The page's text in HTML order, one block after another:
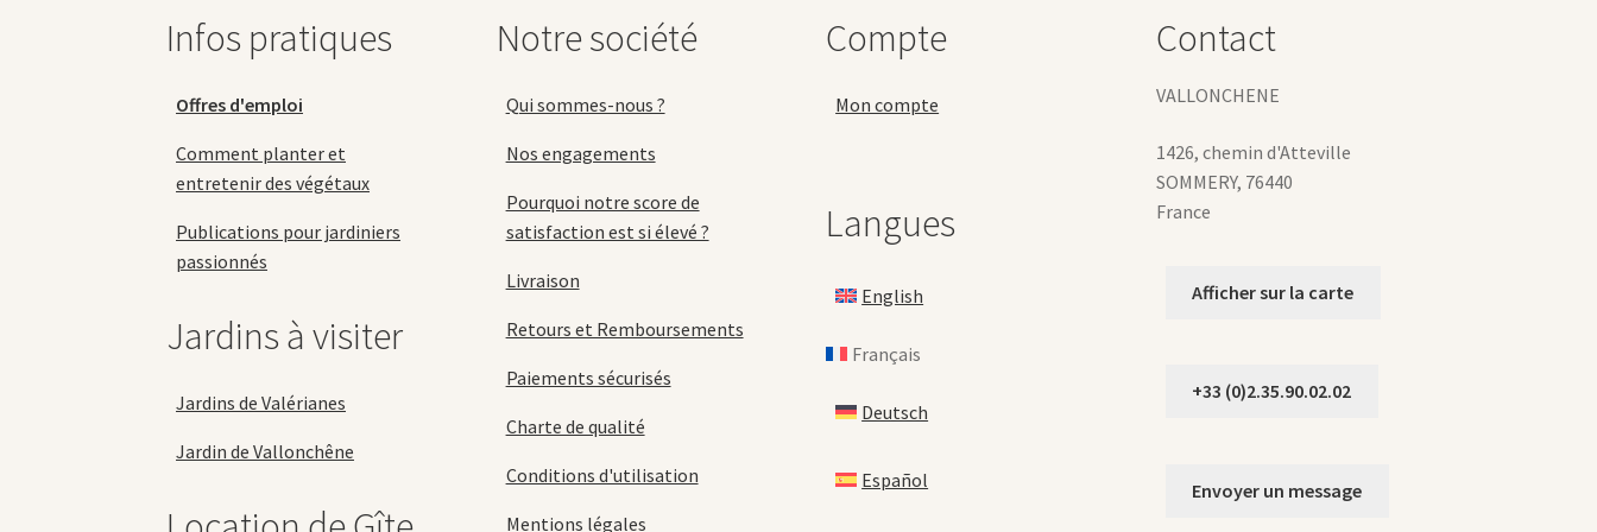
Infos pratiques
Offres d'emploi
Comment planter et
entretenir des végétaux
Publications pour jardiniers
passionnés
Jardins à visiter
Jardins de Valérianes
Jardin de Vallonchêne
Notre société
Qui sommes-nous ?
Nos engagements
Pourquoi notre score de
satisfaction est si élevé ?
Livraison
Retours et Remboursements
Paiements sécurisés
Charte de qualité
Conditions d'utilisation
Mentions légales
Compte
Mon compte
Langues
English
Français
Deutsch
Español
Contact
VALLONCHENE
1426, chemin d'Atteville
SOMMERY, 76440
France
Afficher sur la carte
+33 (0)2.35.90.02.02
Envoyer un message